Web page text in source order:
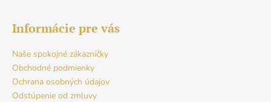
Informácie pre vás
Naše spokojné zákazníčky
Obchodné podmienky
Ochrana osobných údajov
Odstúpenie od zmluvy